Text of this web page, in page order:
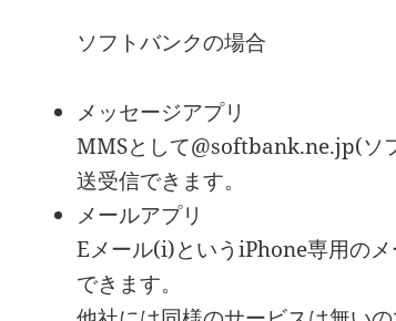
ソフトバンクの場合
メッセージアプリ
MMSとして@softbank.ne.jp(ソ
送受信できます。
メールアプリ
Eメール(i)というiPhone専用の
できます。